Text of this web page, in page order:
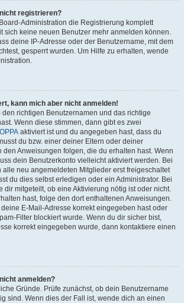
registrieren?
Administration die Registrierung komplett
sich keine neuen Benutzer mehr anmelden können.
deine IP-Adresse oder der Benutzername, mit dem
gesperrt wurden. Um Hilfe zu erhalten, wende
kann mich aber nicht anmelden!
den richtigen Benutzernamen und das richtige
Wenn diese stimmen, dann gibt es zwei
aktiviert ist und du angegeben hast, dass du
du bzw. einer deiner Eltern oder deiner
den Anweisungen folgen, die du erhalten hast. Wenn
dein Benutzerkonto vielleicht aktiviert werden. Bei
neu angemeldeten Mitglieder erst freigeschaltet
du dies selbst erledigen oder ein Administrator. Bei
dir mitgeteilt, ob eine Aktivierung nötig ist oder nicht.
hast, folge den dort enthaltenen Anweisungen.
E-Mail-Adresse korrekt eingegeben hast oder
Filter blockiert wurde. Wenn du dir sicher bist,
korrekt eingegeben wurde, dann kontaktiere einen
anmelden?
Gründe. Prüfe zunächst, ob dein Benutzername
sind. Wenn dies der Fall ist, wende dich an einen